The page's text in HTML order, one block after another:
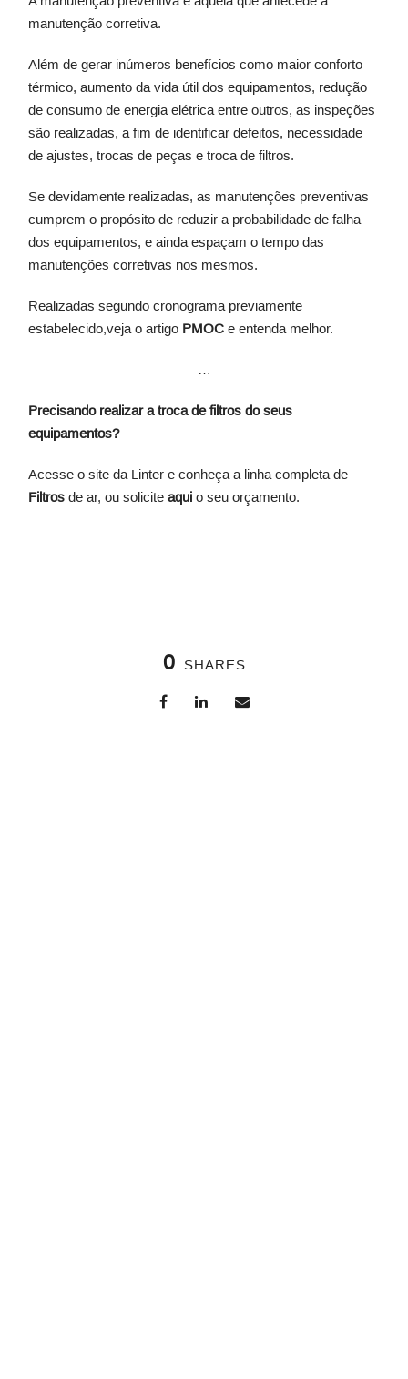
manutenção corretiva.
Além de gerar inúmeros benefícios como maior conforto
térmico, aumento da vida útil dos equipamentos, redução
de consumo de energia elétrica entre outros, as inspeções
são realizadas, a fim de identificar defeitos, necessidade
de ajustes, trocas de peças e troca de filtros.
Se devidamente realizadas, as manutenções preventivas
cumprem o propósito de reduzir a probabilidade de falha
dos equipamentos, e ainda espaçam o tempo das
manutenções corretivas nos mesmos.
Realizadas segundo cronograma previamente
estabelecido,veja o artigo PMOC e entenda melhor.
…
Precisando realizar a troca de filtros do seus
equipamentos?
Acesse o site da Linter e conheça a linha completa de
Filtros de ar, ou solicite aqui o seu orçamento.
0 SHARES